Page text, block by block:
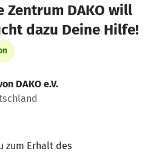
DAKO will
dazu Deine Hilfe!
DAKO e.V.
zum Erhalt des